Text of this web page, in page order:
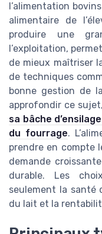
l’alimentation
alimentaire de
produire une
l’exploitation,
de mieux maîtriser
de techniques
bonne gestion de
approfondir ce
sa bâche
du fourrage.
prendre en compte
demande
durable. Les
seulement la santé
du lait et la